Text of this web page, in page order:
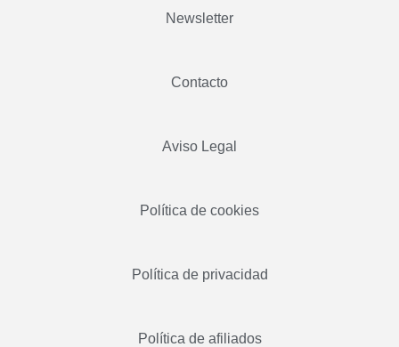
Newsletter
Contacto
Aviso Legal
Política de cookies
Política de privacidad
Política de afiliados